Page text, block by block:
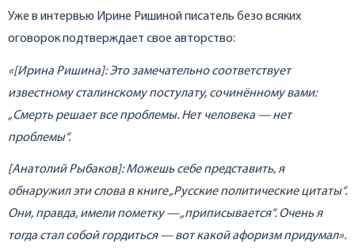
Уже в интервью Ирине Ришиной писатель безо всяких
оговорок подтверждает свое авторство:
«[Ирина Ришина]: Это замечательно соответствует
известному сталинскому постулату, сочинённому вами:
„Смерть решает все проблемы. Нет человека — нет
проблемы“.
[Анатолий Рыбаков]: Можешь себе представить, я
обнаружил эти слова в книге „Русские политические цитаты“.
Они, правда, имели пометку — „приписывается“. Очень я
тогда стал собой гордиться — вот какой афоризм придумал».